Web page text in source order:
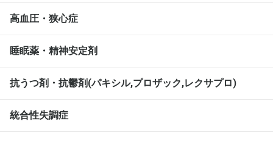
高血圧・狭心症
睡眠薬・精神安定剤
抗うつ剤・抗鬱剤(パキシル,プロザック,レクサプロ)
統合性失調症